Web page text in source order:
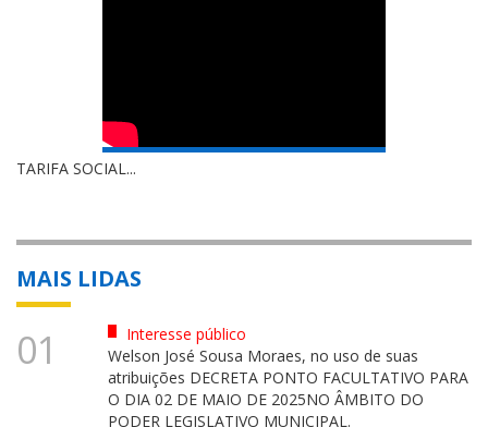
TARIFA SOCIAL...
MAIS LIDAS
01
Interesse público
Welson José Sousa Moraes, no uso de suas
atribuições DECRETA PONTO FACULTATIVO PARA
O DIA 02 DE MAIO DE 2025NO ÂMBITO DO
PODER LEGISLATIVO MUNICIPAL.